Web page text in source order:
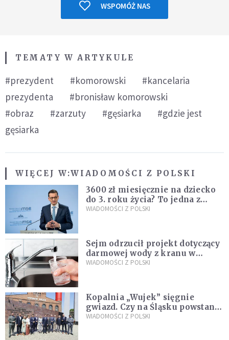
WSPOMÓŻ NAS
TEMATY W ARTYKULE
#prezydent #komorowski
#kancelaria
prezydenta
#bronisław komorowski
#obraz
#zarzuty #gęsiarka
#gdzie jest
gęsiarka
WIĘCEJ W:WIADOMOŚCI Z POLSKI
3600 zł miesięcznie na dziecko
do 3. roku życia? To jedna z
propozycji programu "Rozwój
WIADOMOŚCI Z POLSKI
Sejm odrzucił projekt dotyczący
darmowej wody z kranu w
restauracjach
WIADOMOŚCI Z POLSKI
Kopalnia „Wujek” sięgnie
gwiazd. Czy na Śląsku powstanie
„Dolina Krzemowa”?
WIADOMOŚCI Z POLSKI